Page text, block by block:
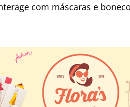
com máscaras e